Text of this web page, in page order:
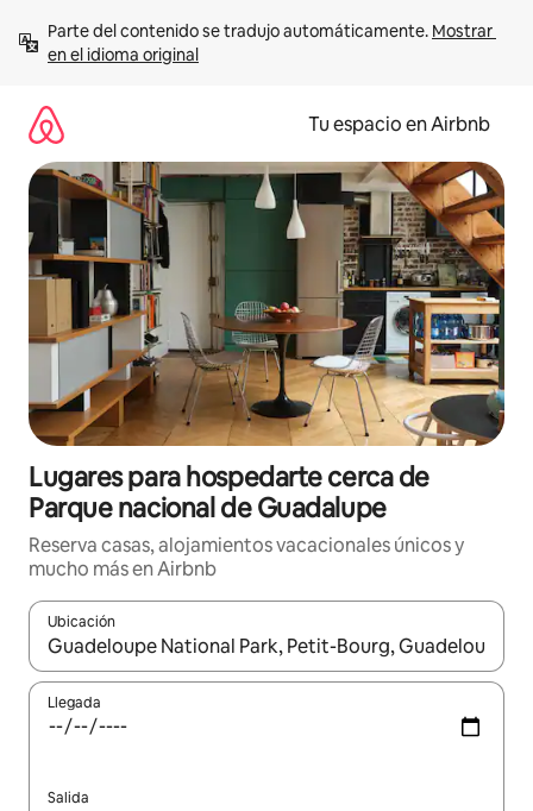
contenido
Parte del contenido se tradujo automáticamente. Mostrar
en el idioma original
Tu espacio en Airbnb
Lugares para hospedarte cerca de
Parque nacional de Guadalupe
Reserva casas, alojamientos vacacionales únicos y
mucho más en Airbnb
Ubicación
Cuando los resultados estén disponibles, podrás navegar
Llegada
Salida